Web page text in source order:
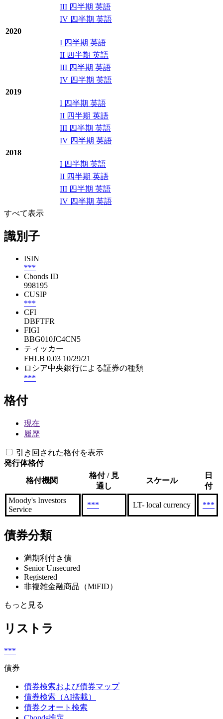
III 四半期 英語
IV 四半期 英語
2020
I 四半期 英語
II 四半期 英語
III 四半期 英語
IV 四半期 英語
2019
I 四半期 英語
II 四半期 英語
III 四半期 英語
IV 四半期 英語
2018
I 四半期 英語
II 四半期 英語
III 四半期 英語
IV 四半期 英語
すべて表示
識別子
ISIN
***
Cbonds ID
998195
CUSIP
***
CFI
DBFTFR
FIGI
BBG010JC4CN5
ティッカー
FHLB 0.03 10/29/21
ロシア中央銀行による証券の種類
***
格付
現在
履歴
引き回された格付を表示
発行体格付
格付機関
格付 / 見
通し
スケール
日
付
Moody's Investors
Service
*** LT- local currency ***
債券分類
満期利付き債
Senior Unsecured
Registered
非複雑金融商品（MiFID）
もっと見る
リストラ
***
債券
債券検索および債券マップ
債券検索（AI搭載）
債券クオート検索